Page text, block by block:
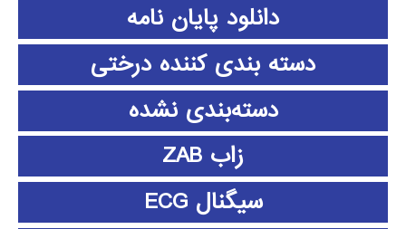
دانلود پايان نامه
دسته بندی کننده درختی
دسته‌بندی نشده
زاب ZAB
سیگنال ECG